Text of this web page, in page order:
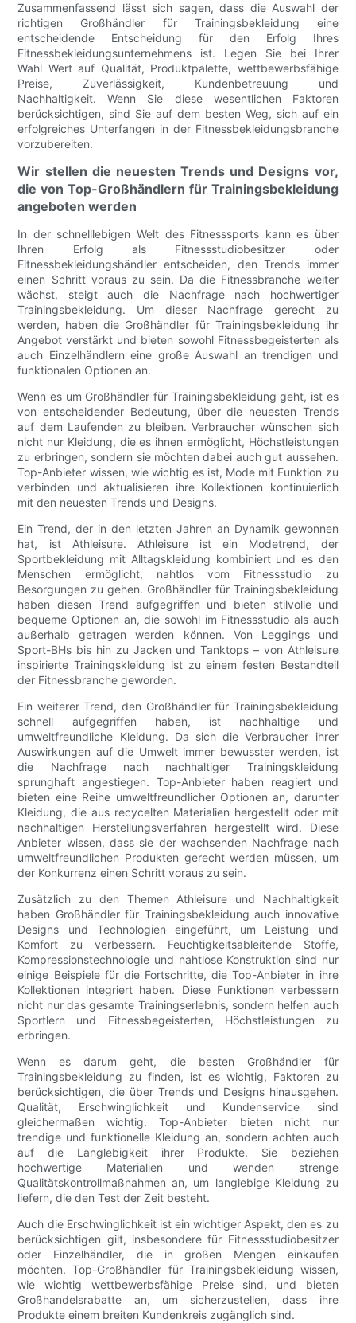
Zusammenfassend lässt sich sagen, dass die Auswahl der
richtigen Großhändler für Trainingsbekleidung eine
entscheidende Entscheidung für den Erfolg Ihres
Fitnessbekleidungsunternehmens ist. Legen Sie bei Ihrer
Wahl Wert auf Qualität, Produktpalette, wettbewerbsfähige
Preise, Zuverlässigkeit, Kundenbetreuung und
Nachhaltigkeit. Wenn Sie diese wesentlichen Faktoren
berücksichtigen, sind Sie auf dem besten Weg, sich auf ein
erfolgreiches Unterfangen in der Fitnessbekleidungsbranche
vorzubereiten.
Wir stellen die neuesten Trends und Designs vor,
die von Top-Großhändlern für Trainingsbekleidung
angeboten werden
In der schnelllebigen Welt des Fitnesssports kann es über
Ihren Erfolg als Fitnessstudiobesitzer oder
Fitnessbekleidungshändler entscheiden, den Trends immer
einen Schritt voraus zu sein. Da die Fitnessbranche weiter
wächst, steigt auch die Nachfrage nach hochwertiger
Trainingsbekleidung. Um dieser Nachfrage gerecht zu
werden, haben die Großhändler für Trainingsbekleidung ihr
Angebot verstärkt und bieten sowohl Fitnessbegeisterten als
auch Einzelhändlern eine große Auswahl an trendigen und
funktionalen Optionen an.
Wenn es um Großhändler für Trainingsbekleidung geht, ist es
von entscheidender Bedeutung, über die neuesten Trends
auf dem Laufenden zu bleiben. Verbraucher wünschen sich
nicht nur Kleidung, die es ihnen ermöglicht, Höchstleistungen
zu erbringen, sondern sie möchten dabei auch gut aussehen.
Top-Anbieter wissen, wie wichtig es ist, Mode mit Funktion zu
verbinden und aktualisieren ihre Kollektionen kontinuierlich
mit den neuesten Trends und Designs.
Ein Trend, der in den letzten Jahren an Dynamik gewonnen
hat, ist Athleisure. Athleisure ist ein Modetrend, der
Sportbekleidung mit Alltagskleidung kombiniert und es den
Menschen ermöglicht, nahtlos vom Fitnessstudio zu
Besorgungen zu gehen. Großhändler für Trainingsbekleidung
haben diesen Trend aufgegriffen und bieten stilvolle und
bequeme Optionen an, die sowohl im Fitnessstudio als auch
außerhalb getragen werden können. Von Leggings und
Sport-BHs bis hin zu Jacken und Tanktops – von Athleisure
inspirierte Trainingskleidung ist zu einem festen Bestandteil
der Fitnessbranche geworden.
Ein weiterer Trend, den Großhändler für Trainingsbekleidung
schnell aufgegriffen haben, ist nachhaltige und
umweltfreundliche Kleidung. Da sich die Verbraucher ihrer
Auswirkungen auf die Umwelt immer bewusster werden, ist
die Nachfrage nach nachhaltiger Trainingskleidung
sprunghaft angestiegen. Top-Anbieter haben reagiert und
bieten eine Reihe umweltfreundlicher Optionen an, darunter
Kleidung, die aus recycelten Materialien hergestellt oder mit
nachhaltigen Herstellungsverfahren hergestellt wird. Diese
Anbieter wissen, dass sie der wachsenden Nachfrage nach
umweltfreundlichen Produkten gerecht werden müssen, um
der Konkurrenz einen Schritt voraus zu sein.
Zusätzlich zu den Themen Athleisure und Nachhaltigkeit
haben Großhändler für Trainingsbekleidung auch innovative
Designs und Technologien eingeführt, um Leistung und
Komfort zu verbessern. Feuchtigkeitsableitende Stoffe,
Kompressionstechnologie und nahtlose Konstruktion sind nur
einige Beispiele für die Fortschritte, die Top-Anbieter in ihre
Kollektionen integriert haben. Diese Funktionen verbessern
nicht nur das gesamte Trainingserlebnis, sondern helfen auch
Sportlern und Fitnessbegeisterten, Höchstleistungen zu
erbringen.
Wenn es darum geht, die besten Großhändler für
Trainingsbekleidung zu finden, ist es wichtig, Faktoren zu
berücksichtigen, die über Trends und Designs hinausgehen.
Qualität, Erschwinglichkeit und Kundenservice sind
gleichermaßen wichtig. Top-Anbieter bieten nicht nur
trendige und funktionelle Kleidung an, sondern achten auch
auf die Langlebigkeit ihrer Produkte. Sie beziehen
hochwertige Materialien und wenden strenge
Qualitätskontrollmaßnahmen an, um langlebige Kleidung zu
liefern, die den Test der Zeit besteht.
Auch die Erschwinglichkeit ist ein wichtiger Aspekt, den es zu
berücksichtigen gilt, insbesondere für Fitnessstudiobesitzer
oder Einzelhändler, die in großen Mengen einkaufen
möchten. Top-Großhändler für Trainingsbekleidung wissen,
wie wichtig wettbewerbsfähige Preise sind, und bieten
Großhandelsrabatte an, um sicherzustellen, dass ihre
Produkte einem breiten Kundenkreis zugänglich sind.